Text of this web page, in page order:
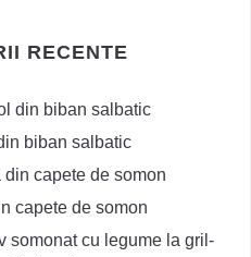
RECENTE
din biban salbatic
biban salbatic
din capete de somon
capete de somon
somonat cu legume la gril-